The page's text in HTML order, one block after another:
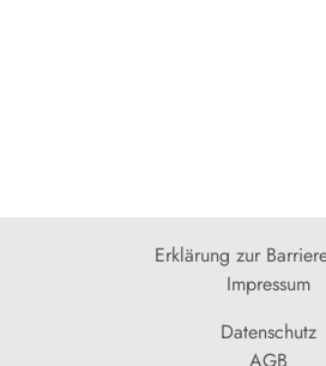
Erklärung zur
Impressum
Datenschutz